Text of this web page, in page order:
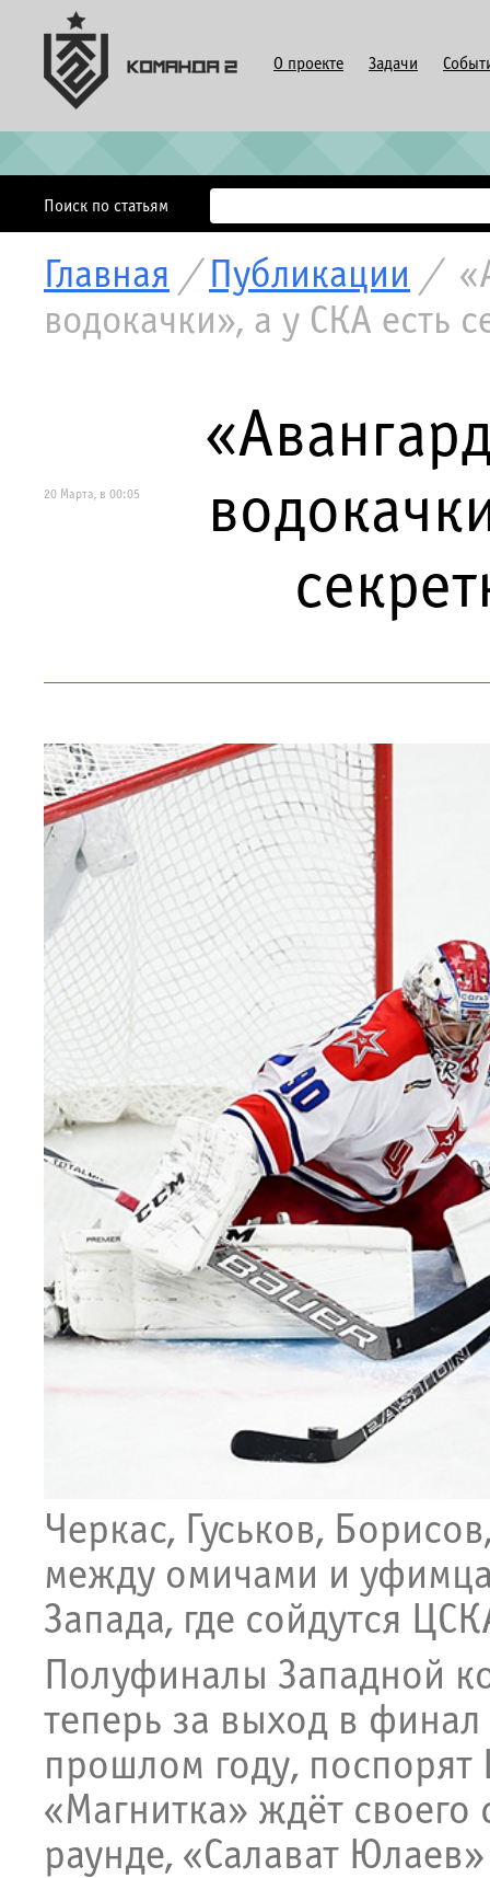
О проекте Задачи
Поиск по статьям
Главная / Публикации /
водокачки», а у СКА есть
20 Марта, в 00:05
Черкас, Гуськов,
между омичами и
Запада, где сойдутся
Полуфиналы Западной
теперь за выход в финал
прошлом году,
«Магнитка» ждёт
раунде, «Салават